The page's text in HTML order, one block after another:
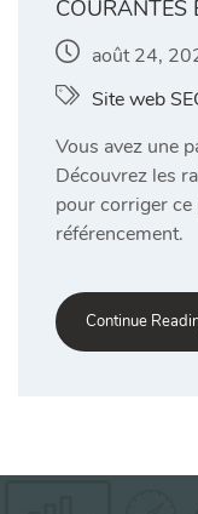
COURANTES
août 24,
Site web
Vous avez une
Découvrez les
pour corriger
référencement.
Continue